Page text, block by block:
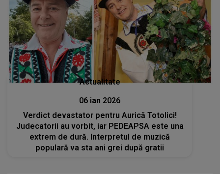
Actualitate
06 ian 2026
Verdict devastator pentru Aurică Totolici!
Judecatorii au vorbit, iar PEDEAPSA este una
extrem de dură. Interpretul de muzică
populară va sta ani grei după gratii